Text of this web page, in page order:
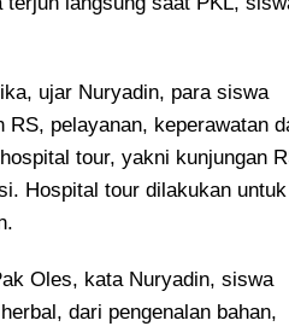
ujar Nuryadin, para siswa
pelayanan, keperawatan
tour, yakni kunjungan
Hospital tour dilakukan untuk
Oles, kata Nuryadin, siswa
dari pengenalan bahan,